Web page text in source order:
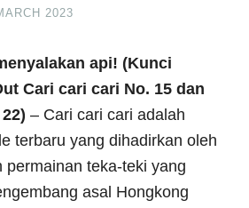
2023
api! (Kunci
Cari cari cari No. 15 dan
– Cari cari cari adalah
terbaru yang dihadirkan oleh
permainan teka-teki yang
asal Hongkong